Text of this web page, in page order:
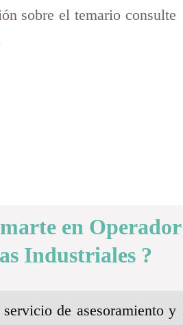
sobre el temario consulte
en Operador
Industriales ?
de asesoramiento y